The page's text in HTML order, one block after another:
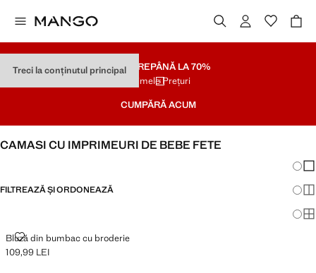
Treci la conținutul principalSOLDAREPÂNĂ LA 70%
Ultimele Prețuri
CUMPĂRĂ ACUM
CAMASI CU IMPRIMEURI DE BEBE FETE
FILTREAZĂ ȘI ORDONEAZĂ
Bluză din bumbac cu broderie
BLUZĂ DIN BUMBAC CU BRODERIE
Preț actual [109,99 LEI ]
109,99 LEI